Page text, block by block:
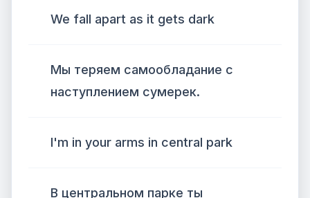
We fall apart as it gets dark
Мы теряем самообладание с
наступлением сумерек.
I'm in your arms in central park
В центральном парке ты